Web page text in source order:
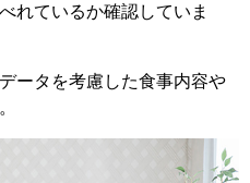
れているか確認していま
ータを考慮した食事内容や